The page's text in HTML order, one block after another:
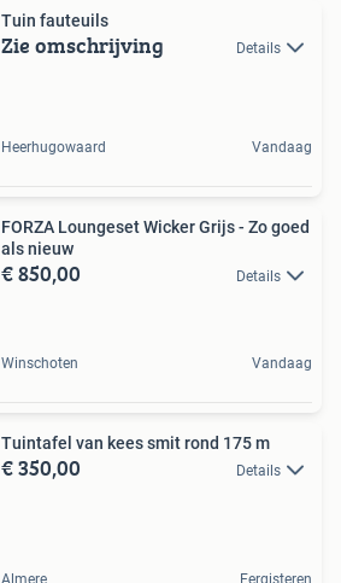
Tuin fauteuils
Zie omschrijving Details
Heerhugowaard Vandaag
FORZA Loungeset Wicker Grijs - Zo goed
als nieuw
€ 850,00 Details
Winschoten Vandaag
Tuintafel van kees smit rond 175 m
€ 350,00 Details
Almere Eergisteren